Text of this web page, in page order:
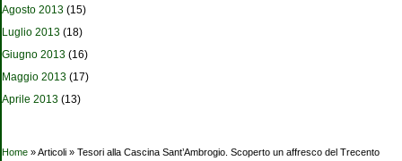
Agosto 2013 (15)
Luglio 2013 (18)
Giugno 2013 (16)
Maggio 2013 (17)
Aprile 2013 (13)
Tu sei qui
Home » Articoli » Tesori alla Cascina Sant’Ambrogio. Scoperto un affresco del Trecento